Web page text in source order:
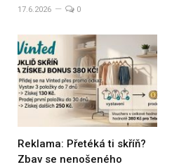
17.6.2026 0
Reklama: Přetéká ti skříň?
Zbav se nenošeného